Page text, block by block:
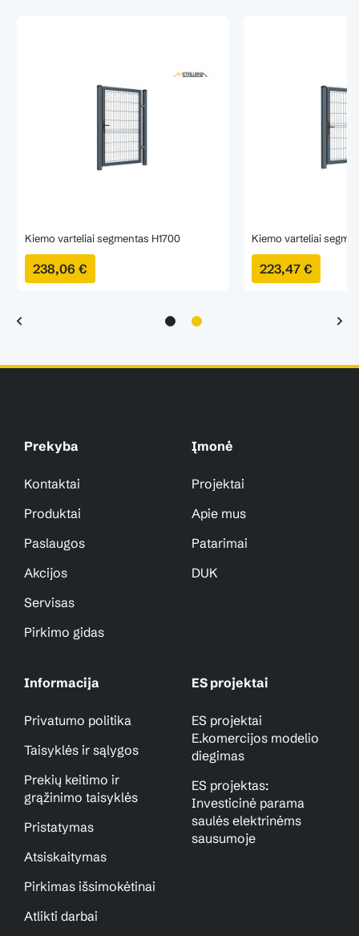
Kiemo varteliai segmentas H1700
238,06 €
Kiemo varteliai
223,47 €
Prekyba
Kontaktai
Produktai
Paslaugos
Akcijos
Servisas
Pirkimo gidas
Įmonė
Projektai
Apie mus
Patarimai
DUK
Informacija
Privatumo politika
Taisyklės ir sąlygos
Prekių keitimo ir
grąžinimo taisyklės
Pristatymas
Atsiskaitymas
Pirkimas išsimokėtinai
Atlikti darbai
ES projektai
ES projektai
E.komercijos modelio
diegimas
ES projektas:
Investicinė parama
saulės elektrinėms
sausumoje